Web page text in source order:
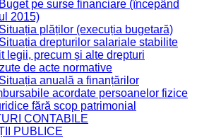
pe surse financiare (începând
2015)
plăților (execuția bugetară)
drepturilor salariale stabilite
legii, precum și alte drepturi
de acte normative
anuală a finanțărilor
acordate persoanelor fizice
fără scop patrimonial
CONTABILE
PUBLICE